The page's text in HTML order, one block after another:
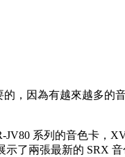
，因為有越來越多的
系列的音色卡，
了兩張最新的 SRX